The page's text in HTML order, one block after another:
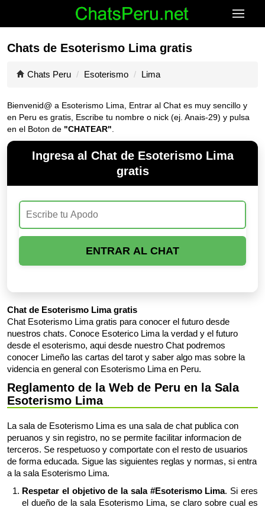
Chats de Esoterismo Lima gratis
Chats Peru Esoterismo Lima
Bienvenid@ a Esoterismo Lima, Entrar al Chat es muy sencillo y
en Peru es gratis, Escribe tu nombre o nick (ej. Anais-29) y pulsa
en el Boton de "CHATEAR"
Ingresa al Chat de Esoterismo Lima
gratis
ENTRAR AL CHAT
Chat de Esoterismo Lima gratis
Chat Esoterismo Lima gratis para conocer el futuro desde
nuestros chats. Conoce Esoterico Lima la verdad y el futuro
desde el esoterismo, aqui desde nuestro Chat podremos
conocer Limeño las cartas del tarot y saber algo mas sobre la
videncia en general con Esoterismo Lima en Peru.
Reglamento de la Web de Peru en la Sala
Esoterismo Lima
La sala de Esoterismo Lima es una sala de chat publica con
peruanos y sin registro, no se permite facilitar informacion de
terceros. Se respetuoso y comportate con el resto de usuarios
de forma educada. Sigue las siguientes reglas y normas, si entra
a la sala Esoterismo Lima.
Respetar el objetivo de la sala #Esoterismo Lima. Si eres
el dueño de la sala Esoterismo Lima, se claro sobre cual es